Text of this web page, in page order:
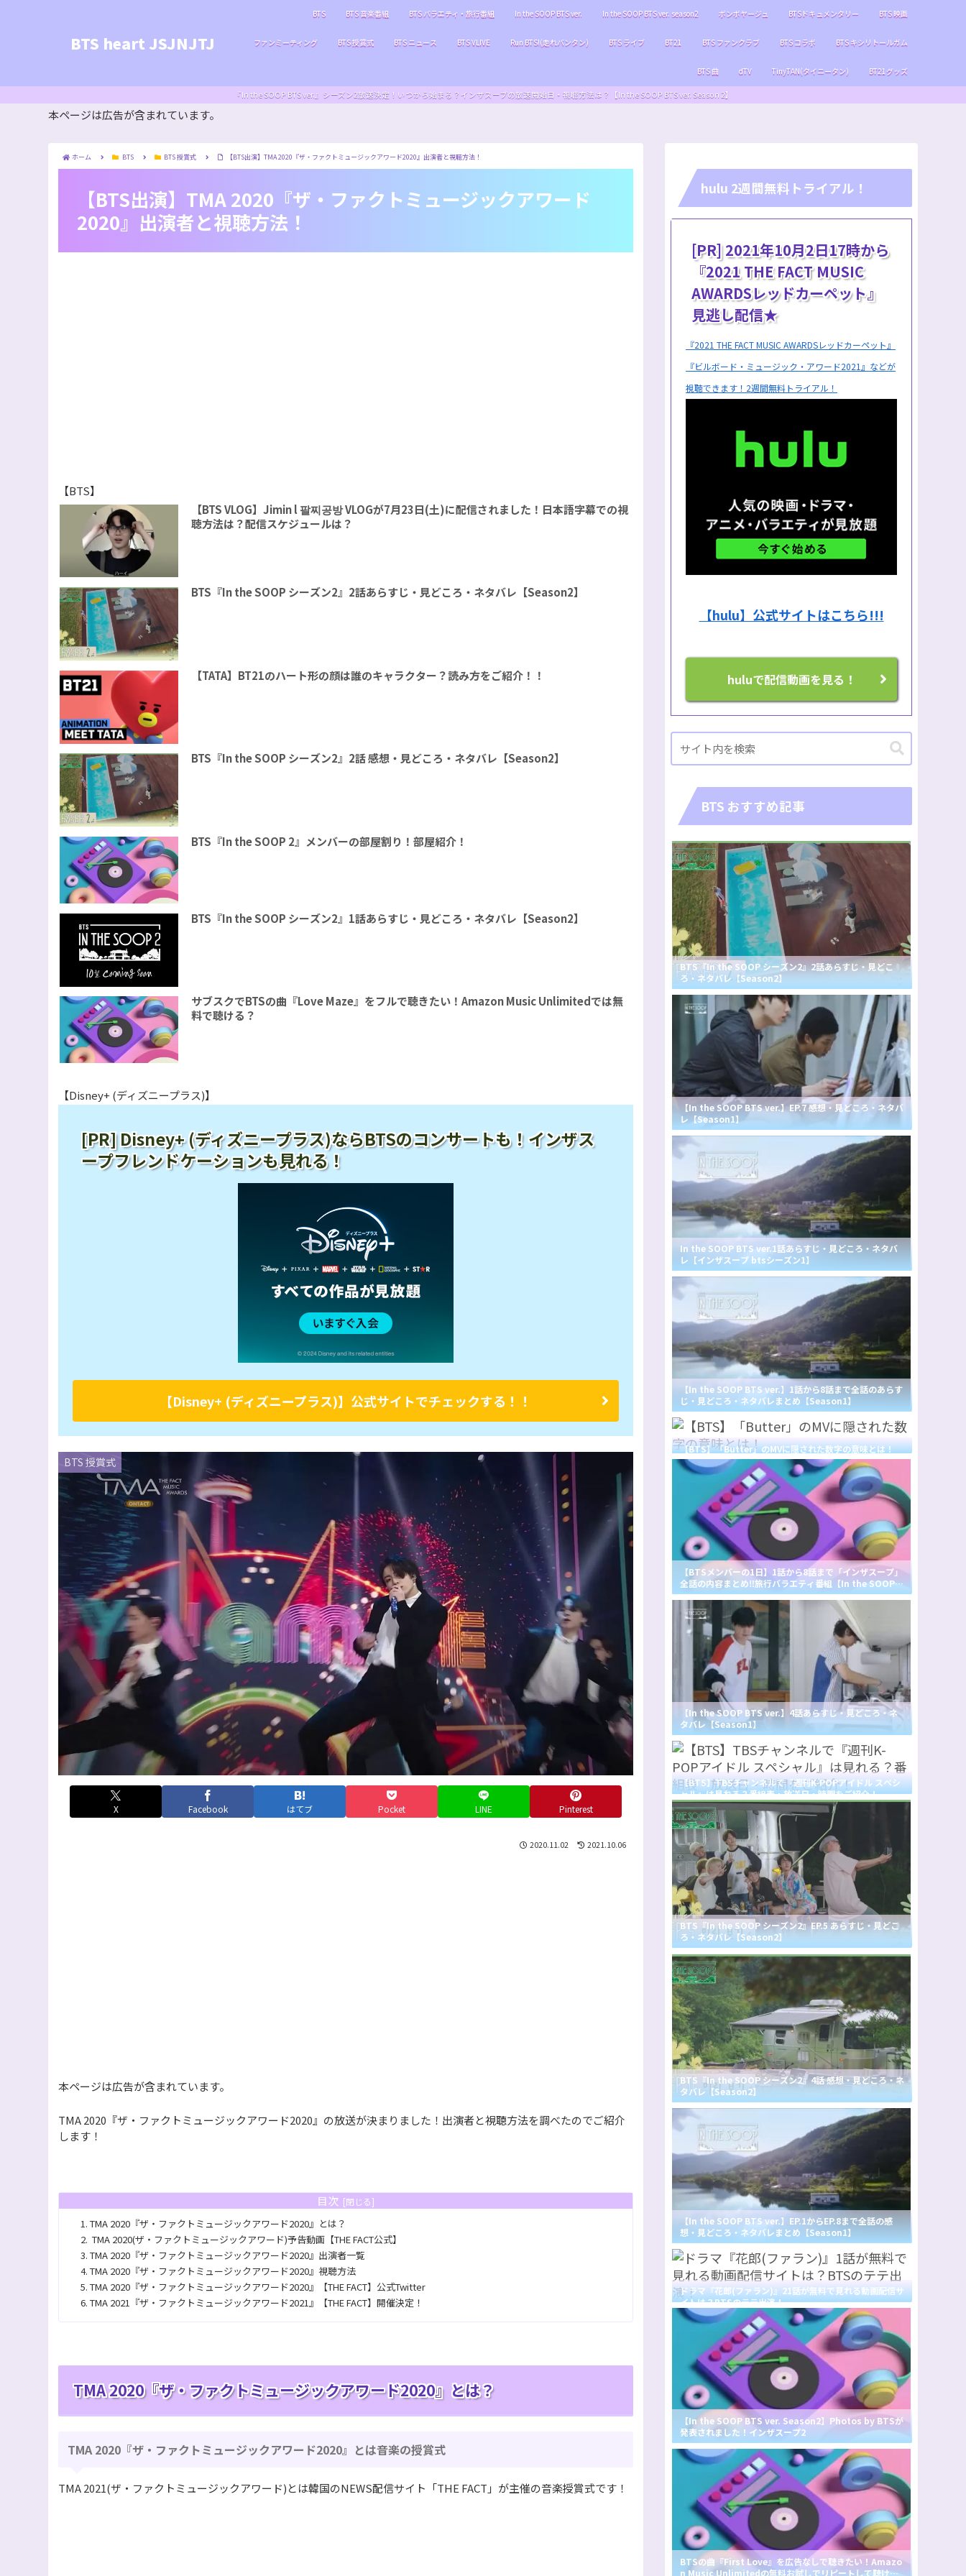
BTS heart JSJNJTJ
BTS BTS 音楽番組 BTS バラエティ・旅行番組 In the SOOP BTS ver. In the SOOP BTS ver. season2 ボンボヤージュ BTSドキュメンタリー BTS 映画
ファンミーティング BTS 授賞式 BTS ニュース BTS VLIVE Run BTS!(走れバンタン) BTS ライブ BT21 BTS ファンクラブ BTS コラボ BTS キシリトールガム
BTS 曲 dTV TinyTAN(タイニータン) BT21グッズ
『In the SOOP BTS ver.』シーズン2放送決定！いつから始まる？インザスープの放送開始日・視聴方法は？【In the SOOP BTS ver. Season 2】
本ページは広告が含まれています。
ホーム BTS BTS 授賞式 【BTS出演】TMA 2020『ザ・ファクトミュージックアワード2020』出演者と視聴方法！
【BTS出演】TMA 2020『ザ・ファクトミュージックアワード
2020』出演者と視聴方法！
【BTS】
【BTS VLOG】Jimin l 팔찌공방 VLOGが7月23日(土)に配信されました！日本語字幕での視
聴方法は？配信スケジュールは？
BTS『In the SOOP シーズン2』2話あらすじ・見どころ・ネタバレ【Season2】
【TATA】BT21のハート形の顔は誰のキャラクター？読み方をご紹介！！
BTS『In the SOOP シーズン2』2話 感想・見どころ・ネタバレ【Season2】
BTS『In the SOOP 2』メンバーの部屋割り！部屋紹介！
BTS『In the SOOP シーズン2』1話あらすじ・見どころ・ネタバレ【Season2】
サブスクでBTSの曲『Love Maze』をフルで聴きたい！Amazon Music Unlimitedでは無
料で聴ける？
【Disney+ (ディズニープラス)】
[PR] Disney+ (ディズニープラス)ならBTSのコンサートも！インザス
ープフレンドケーションも見れる！
【Disney+ (ディズニープラス)】公式サイトでチェックする！！
BTS 授賞式
X Facebook はてブ Pocket LINE Pinterest
2020.11.02 2021.10.06
本ページは広告が含まれています。
TMA 2020『ザ・ファクトミュージックアワード2020』の放送が決まりました！出演者と視聴方法を調べたのでご紹介
します！
目次
TMA 2020『ザ・ファクトミュージックアワード2020』とは？
TMA 2020(ザ・ファクトミュージックアワード)予告動画【THE FACT公式】
TMA 2020『ザ・ファクトミュージックアワード2020』出演者一覧
TMA 2020『ザ・ファクトミュージックアワード2020』視聴方法
TMA 2020『ザ・ファクトミュージックアワード2020』【THE FACT】公式Twitter
TMA 2021『ザ・ファクトミュージックアワード2021』【THE FACT】開催決定！
TMA 2020『ザ・ファクトミュージックアワード2020』とは？
TMA 2020『ザ・ファクトミュージックアワード2020』とは音楽の授賞式
TMA 2021(ザ・ファクトミュージックアワード)とは韓国のNEWS配信サイト「THE FACT」が主催の音楽授賞式です！
hulu 2週間無料トライアル！
[PR] 2021年10月2日17時から
『2021 THE FACT MUSIC
AWARDSレッドカーペット』
見逃し配信★
『2021 THE FACT MUSIC AWARDSレッドカーペット』
『ビルボード・ミュージック・アワード2021』などが
視聴できます！2週間無料トライアル！
【hulu】公式サイトはこちら!!!
huluで配信動画を見る！
BTS おすすめ記事
BTS『In the SOOP シーズン2』2話あらすじ・見どこ
ろ・ネタバレ【Season2】
【In the SOOP BTS ver.】EP.7 感想・見どころ・ネタバ
レ【Season1】
In the SOOP BTS ver.1話あらすじ・見どころ・ネタバ
レ【インザスープ btsシーズン1】
【In the SOOP BTS ver.】1話から8話まで全話のあらす
じ・見どころ・ネタバレまとめ【Season1】
【BTS】「Butter」のMVに隠された数字の意味とは！
【BTSメンバーの1日】1話から8話まで「インザスープ」
全話の内容まとめ‼旅行バラエティ番組【In the SOOP B
TS ver.】
【In the SOOP BTS ver.】4話あらすじ・見どころ・ネ
タバレ【Season1】
【BTS】TBSチャンネルで『週刊K-POPアイドル スペシ
ャル』は見れる？番組表・放送日・時間をご紹介！
BTS『In the SOOP シーズン2』EP.5 あらすじ・見どこ
ろ・ネタバレ【Season2】
BTS『In the SOOP シーズン2』4話 感想・見どころ・ネ
タバレ【Season2】
【In the SOOP BTS ver.】EP.1からEP.8まで全話の感
想・見どころ・ネタバレまとめ【Season1】
ドラマ『花郎(ファラン)』21話が無料で見れる動画配信サ
イトは？BTSのテテ出演！
【In the SOOP BTS ver. Season2】Photos by BTSが
発表されました！インザスープ2
BTSの曲『First Love』を広告なしで聴きたい！Amazo
n Music Unlimitedの無料お試しでリピートして聴け